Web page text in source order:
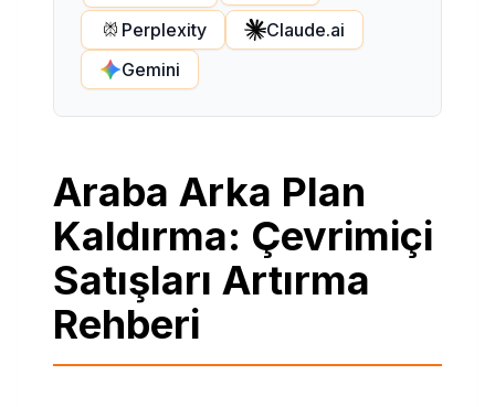
Perplexity
Claude.ai
Gemini
Araba Arka Plan
Kaldırma: Çevrimiçi
Satışları Artırma
Rehberi